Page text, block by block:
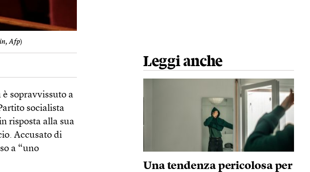
Afp)
sopravvissuto a
socialista
risposta alla sua
Accusato di
a “uno
Leggi anche
Una tendenza pericolosa per